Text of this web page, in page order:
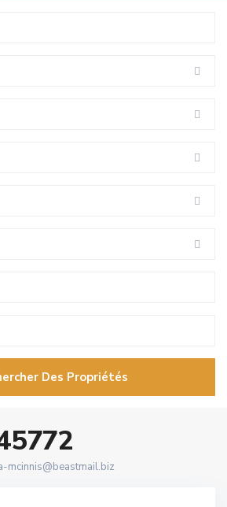
Des Propriétés
mcinnis@beastmail.biz